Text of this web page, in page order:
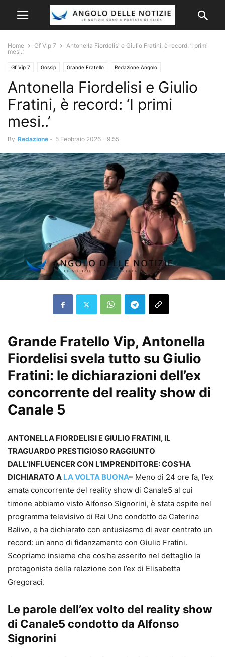
Home Gf Vip 7
Antonella Fiordelisi e Giulio Fratini, è record: ‘I primi
mesi..’
Gf Vip 7 Gossip Grande Fratello Redazione Angolo
Antonella Fiordelisi e Giulio
Fratini, è record: ‘I primi
mesi..’
By Redazione - 5 Febbraio 2026 - 9:55
Grande Fratello Vip, Antonella
Fiordelisi svela tutto su Giulio
Fratini: le dichiarazioni dell’ex
concorrente del reality show di
Canale 5
ANTONELLA FIORDELISI E GIULIO FRATINI, IL
TRAGUARDO PRESTIGIOSO RAGGIUNTO
DALL’INFLUENCER CON L’IMPRENDITORE: COS’HA
DICHIARATO A LA VOLTA BUONA– Meno di 24 ore fa, l’ex
amata concorrente del reality show di Canale5 al cui
timone abbiamo visto Alfonso Signorini, è stata ospite nel
programma televisivo di Rai Uno condotto da Caterina
Balivo, e ha dichiarato con entusiasmo di aver centrato un
record: un anno di fidanzamento con Giulio Fratini.
Scopriamo insieme che cos’ha asserito nel dettaglio la
protagonista della relazione con l’ex di Elisabetta
Gregoraci.
Le parole dell’ex volto del reality show
di Canale5 condotto da Alfonso
Signorini